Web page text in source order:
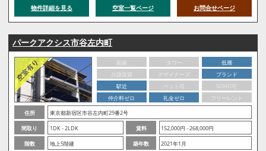
物件詳細を見る 空室一覧ページ お問合せページ
パークアクシス市谷左内町
新築 タワー
低層
分譲賃貸
デザイナーズ
ブランド
駅近
ペット可
SOHO可
仲介料ゼロ
礼金ゼロ
フリーレント
住所
東京都新宿区市谷左内町29番2号
間取り
1DK - 2LDK 賃料
152,000円 - 268,000円
階数
地上5階建 築年数
2021年1月